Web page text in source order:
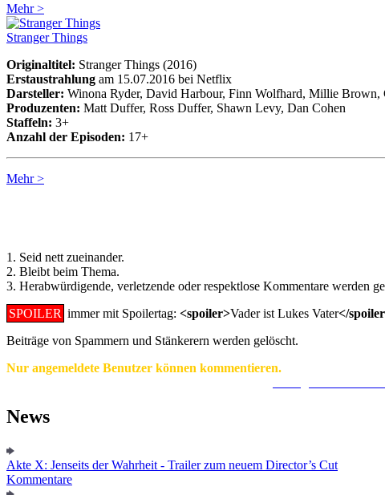
Mehr >
Stranger Things
Originaltitel: Stranger Things (2016)
Erstaustrahlung am 15.07.2016 bei Netflix
Darsteller: Winona Ryder, David Harbour, Finn Wolfhard, Millie
Produzenten: Matt Duffer, Ross Duffer, Shawn Levy, Dan Cohen
Staffeln: 3+
Anzahl der Episoden: 17+
Mehr >
1. Seid nett zueinander.
2. Bleibt beim Thema.
3. Herabwürdigende, verletzende oder respektlose Kommentare werden
SPOILER immer mit Spoilertag: <spoiler>Vader ist Lukes Vater</
Beiträge von Spammern und Stänkerern werden gelöscht.
Nur angemeldete Benutzer können kommentieren.
News
Akte X: Jenseits der Wahrheit - Trailer zum neuem Director’s Cut
Kommentare